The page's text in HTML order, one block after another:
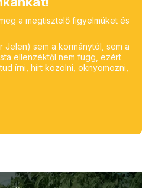
a megtisztelő figyelmüket és
Jelen) sem a kormánytól, sem a
ellenzéktől nem függ, ezért
írni, hírt közölni, oknyomozni,